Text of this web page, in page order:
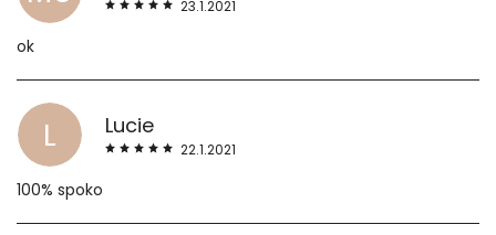
23.1.2021
ok
L Lucie
22.1.2021
100% spoko